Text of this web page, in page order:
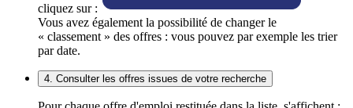
cliquez sur :
Vous avez également la possibilité de changer le
« classement » des offres : vous pouvez par exemple les trier
par date.
4. Consulter les offres issues de votre recherche